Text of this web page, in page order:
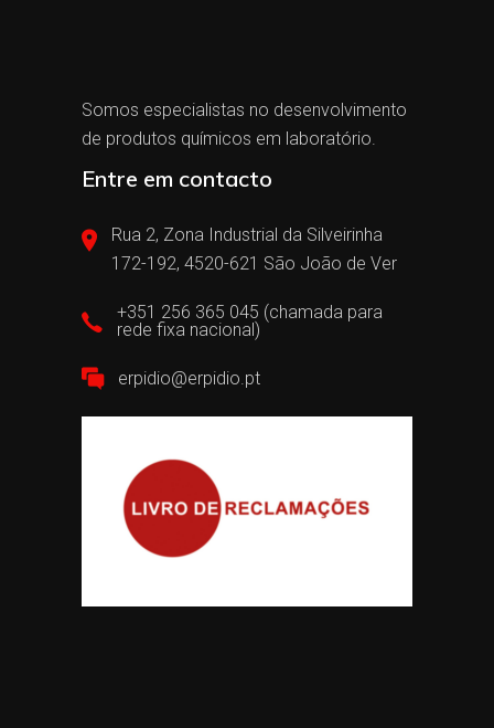
Somos especialistas no desenvolvimento
de produtos químicos em laboratório.
Entre em contacto
Rua 2, Zona Industrial da Silveirinha
172-192, 4520-621 São João de Ver
+351 256 365 045 (chamada para
rede fixa nacional)
erpidio@erpidio.pt